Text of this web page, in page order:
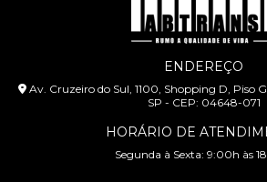
ENDEREÇO
Av. Cruzeiro do Sul, 1100, Shopping D, Piso
SP - CEP: 04648-071
HORÁRIO DE
Segunda à Sexta: 9:00h às